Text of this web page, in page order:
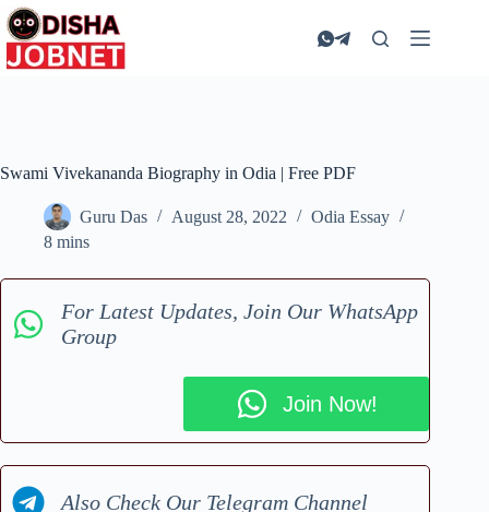
Skip
to
content
Swami Vivekananda Biography in Odia | Free PDF
Guru Das August 28, 2022
Odia Essay
8 mins
For Latest Updates, Join Our WhatsApp
Group
Join Now!
Also Check Our Telegram Channel